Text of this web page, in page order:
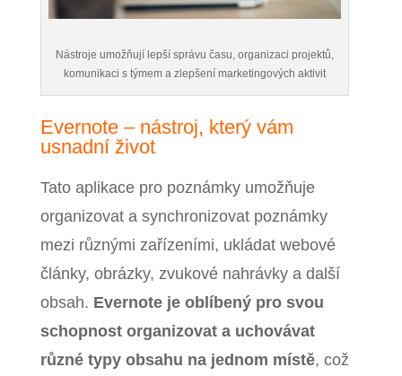
Nástroje umožňují lepší správu času, organizaci projektů,
komunikaci s týmem a zlepšení marketingových aktivit
Evernote – nástroj, který vám
usnadní život
Tato aplikace pro poznámky umožňuje
organizovat a synchronizovat poznámky
mezi různými zařízeními, ukládat webové
články, obrázky, zvukové nahrávky a další
obsah. Evernote je oblíbený pro svou
schopnost organizovat a uchovávat
různé typy obsahu na jednom místě, což